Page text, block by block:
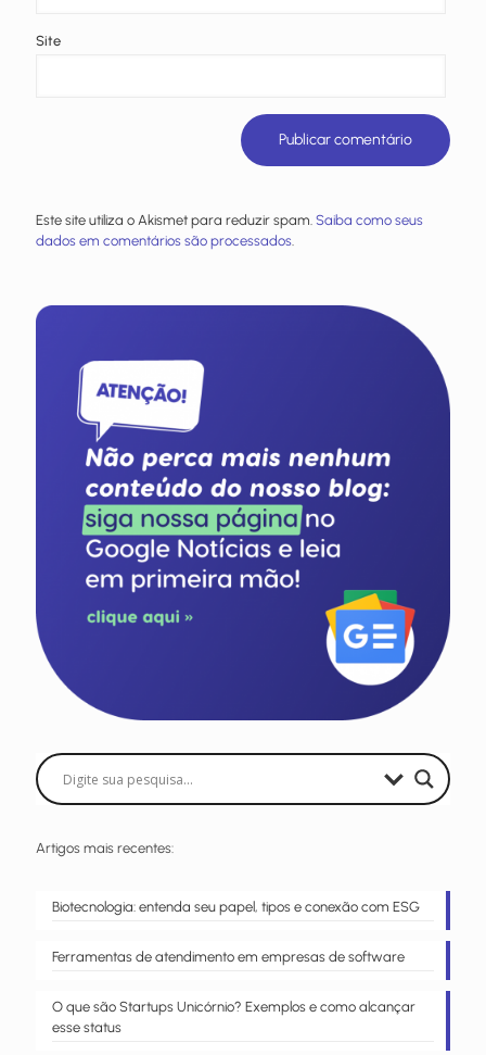
Site
Este site utiliza o Akismet para reduzir spam. Saiba como seus
dados em comentários são processados.
Artigos mais recentes:
Biotecnologia: entenda seu papel, tipos e conexão com ESG
Ferramentas de atendimento em empresas de software
O que são Startups Unicórnio? Exemplos e como alcançar
esse status